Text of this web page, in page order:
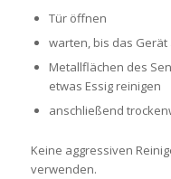
Tür öffnen
warten, bis das
Metallflächen des
etwas Essig reinigen
anschließend
Keine aggressiven
verwenden.